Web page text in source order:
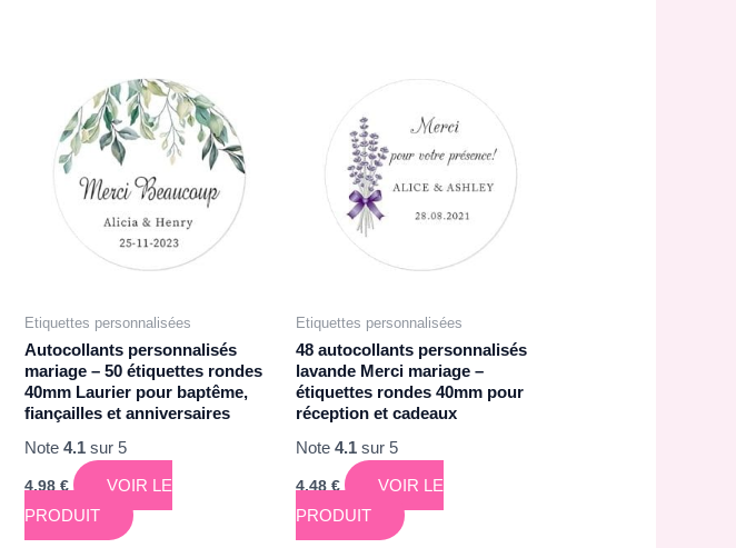
Etiquettes personnalisées
Autocollants personnalisés
mariage – 50 étiquettes rondes
40mm Laurier pour baptême,
fiançailles et anniversaires
Note4.1 sur 5
4,98€
VOIR LE
PRODUIT
Etiquettes personnalisées
48 autocollants personnalisés
lavande Merci mariage –
étiquettes rondes 40mm pour
réception et cadeaux
Note4.1 sur 5
4,48€
VOIR LE
PRODUIT